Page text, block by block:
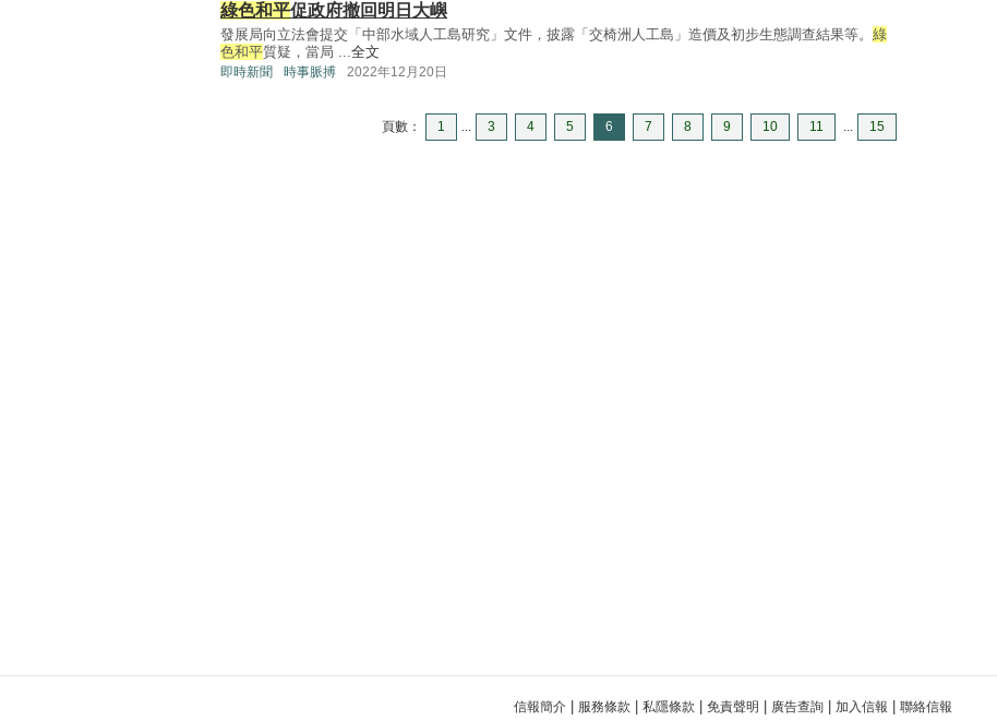
綠色和平促政府撤回明日大嶼
發展局向立法會提交「中部水域人工島研究」文件，披露「交椅洲人工島」造價及初步生態調查結果等。 綠
色和平質疑，當局 ...全文
即時新聞 時事脈搏 2022年12月20日
頁數： 1 ... 3 4 5 6 7 8 9 10 11 ... 15
信報簡介 服務條款 私隱條款 免責聲明 廣告查詢 加入信報 聯絡信報